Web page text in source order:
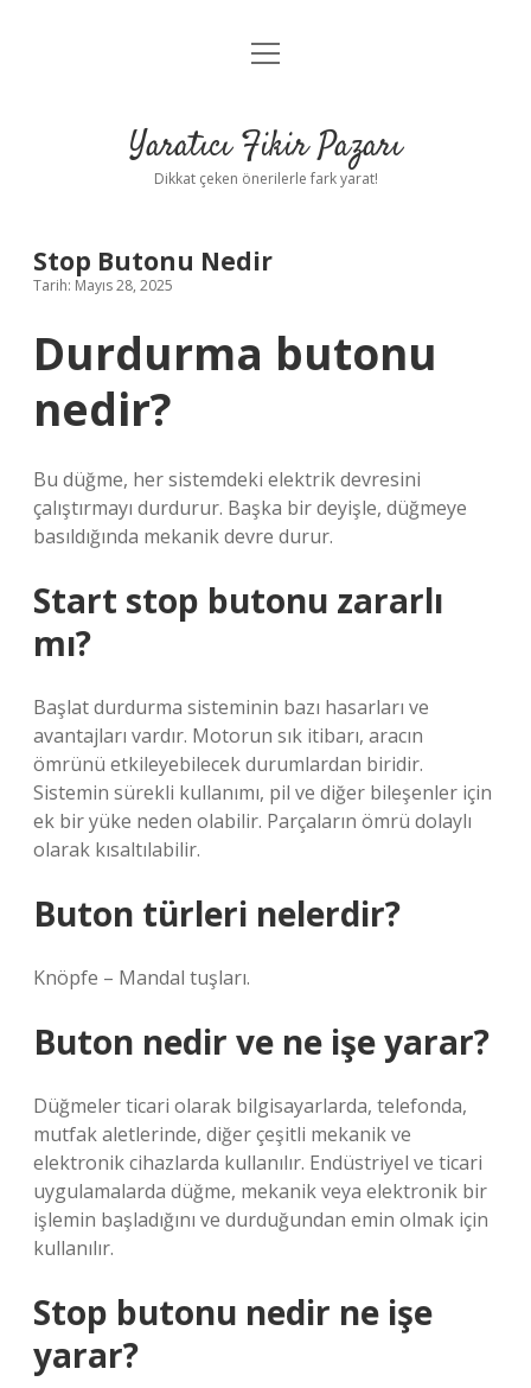
Anasayfa
Yasal Uyarı
menüyü
Yaratıcı Fikir Pazarı
Dikkat çeken önerilerle fark yarat!
Stop Butonu Nedir
Tarih: Mayıs 28, 2025
Durdurma butonu
nedir?
Bu düğme, her sistemdeki elektrik devresini
çalıştırmayı durdurur. Başka bir deyişle, düğmeye
basıldığında mekanik devre durur.
Start stop butonu zararlı
mı?
Başlat durdurma sisteminin bazı hasarları ve
avantajları vardır. Motorun sık itibarı, aracın
ömrünü etkileyebilecek durumlardan biridir.
Sistemin sürekli kullanımı, pil ve diğer bileşenler için
ek bir yüke neden olabilir. Parçaların ömrü dolaylı
olarak kısaltılabilir.
Buton türleri nelerdir?
Knöpfe – Mandal tuşları.
Buton nedir ve ne işe yarar?
Düğmeler ticari olarak bilgisayarlarda, telefonda,
mutfak aletlerinde, diğer çeşitli mekanik ve
elektronik cihazlarda kullanılır. Endüstriyel ve ticari
uygulamalarda düğme, mekanik veya elektronik bir
işlemin başladığını ve durduğundan emin olmak için
kullanılır.
Stop butonu nedir ne işe
yarar?